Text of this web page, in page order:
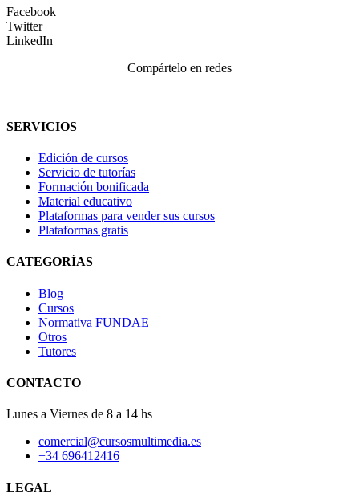
Facebook
Twitter
LinkedIn
Compártelo en redes
SERVICIOS
Edición de cursos
Servicio de tutorías
Formación bonificada
Material educativo
Plataformas para vender sus cursos
Plataformas gratis
CATEGORÍAS
Blog
Cursos
Normativa FUNDAE
Otros
Tutores
CONTACTO
Lunes a Viernes de 8 a 14 hs
comercial@cursosmultimedia.es
+34 696412416
LEGAL